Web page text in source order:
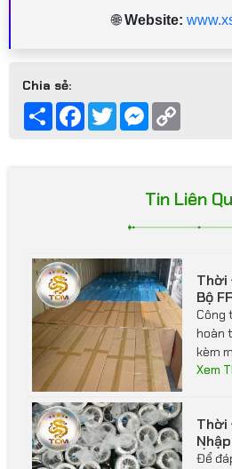
🌐Website:
Chia sẻ:
Share Facebook
TwitterMessenger
Tin Liên
Thời
Bộ
Kho
Công
hoàn
kèm
đến
công
Bắc
Xem
Thời
Nhập
Ống
Để